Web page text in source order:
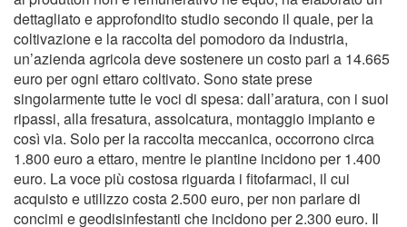
dettagliato e approfondito studio secondo il quale, per la
coltivazione e la raccolta del pomodoro da industria,
un’azienda agricola deve sostenere un costo pari a 14.665
euro per ogni ettaro coltivato. Sono state prese
singolarmente tutte le voci di spesa: dall’aratura, con i suoi
ripassi, alla fresatura, assolcatura, montaggio impianto e
così via. Solo per la raccolta meccanica, occorrono circa
1.800 euro a ettaro, mentre le piantine incidono per 1.400
euro. La voce più costosa riguarda i fitofarmaci, il cui
acquisto e utilizzo costa 2.500 euro, per non parlare di
concimi e geodisinfestanti che incidono per 2.300 euro. Il